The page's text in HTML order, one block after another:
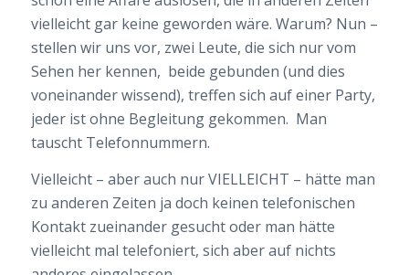
vielleicht gar keine geworden wäre. Warum? Nun –
stellen wir uns vor, zwei Leute, die sich nur vom
Sehen her kennen, beide gebunden (und dies
voneinander wissend), treffen sich auf einer Party,
jeder ist ohne Begleitung gekommen. Man
tauscht Telefonnummern.
Vielleicht – aber auch nur VIELLEICHT – hätte man
zu anderen Zeiten ja doch keinen telefonischen
Kontakt zueinander gesucht oder man hätte
vielleicht mal telefoniert, sich aber auf nichts